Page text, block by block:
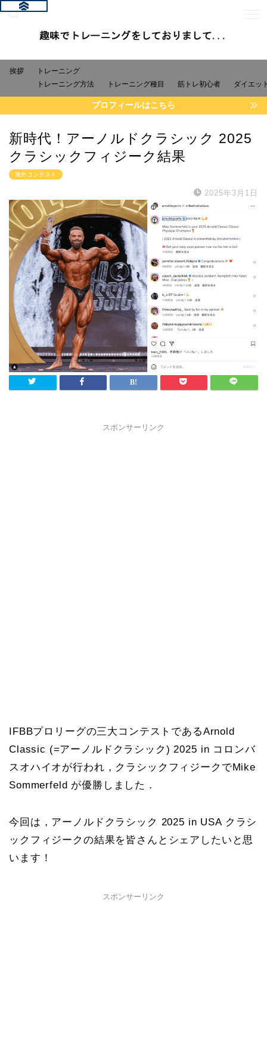
挨拶
トレーニング
トレーニング方法
トレーニング種目 筋トレ初心者 ダイエッ
プロフィールはこちら
新時代！アーノルドクラシック 2025
クラシックフィジーク結果
海外コンテスト
2025年3月1日
スポンサーリンク
IFBBプロリーグの三大コンテストであるArnold
Classic (=アーノルドクラシック) 2025 in コロンバ
スオハイオが行われ，クラシックフィジークでMike
Sommerfeld が優勝しました．
今回は，アーノルドクラシック 2025 in USA クラシ
ックフィジークの結果を皆さんとシェアしたいと思
います！
スポンサーリンク